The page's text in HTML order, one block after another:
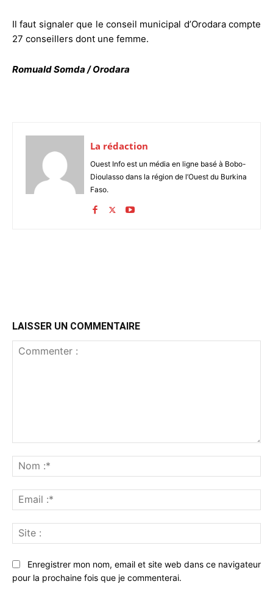
Il faut signaler que le conseil municipal d’Orodara compte
27 conseillers dont une femme.
Romuald Somda / Orodara
La rédaction
Ouest Info est un média en ligne basé à Bobo-
Dioulasso dans la région de l’Ouest du Burkina
Faso.
LAISSER UN COMMENTAIRE
:*
:*
:
Enregistrer mon nom, email et site web dans ce navigateur
pour la prochaine fois que je commenterai.